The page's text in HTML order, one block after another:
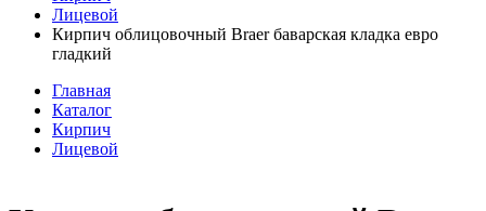
Лицевой
Кирпич облицовочный Braer баварская кладка евро
гладкий
Главная
Каталог
Кирпич
Лицевой